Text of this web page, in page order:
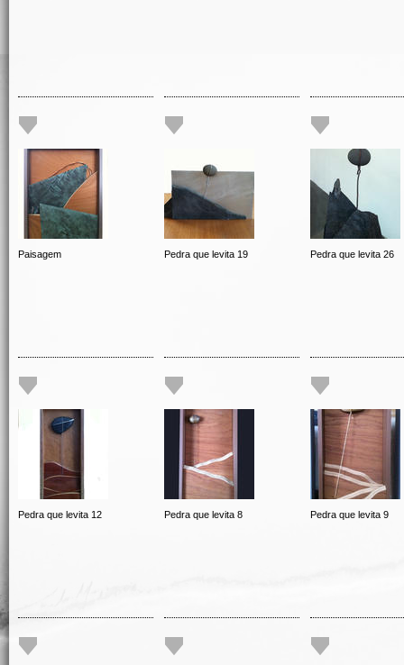
Paisagem Pedra que levita 19 Pedra que levita 26
Pedra que levita 12 Pedra que levita 8 Pedra que levita 9